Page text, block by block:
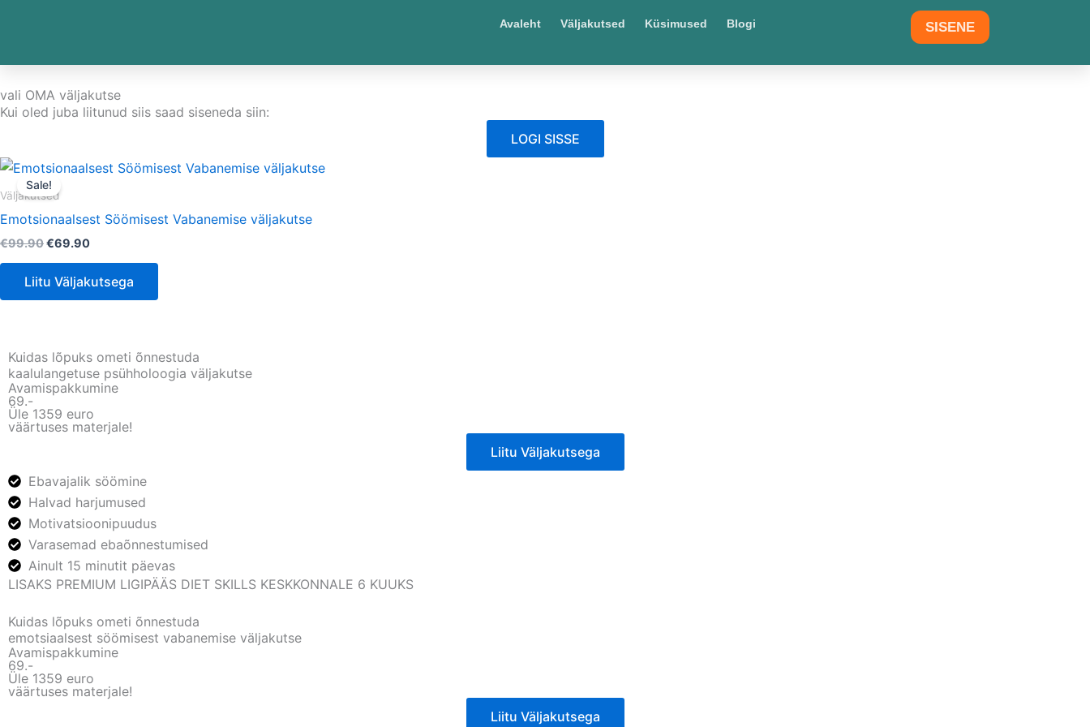
Avaleht Väljakutsed Küsimused Blogi SISENE
vali OMA väljakutse
Kui oled juba liitunud siis saad siseneda siin:
LOGI SISSE
Sale!
Väljakutsed
Emotsionaalsest Söömisest Vabanemise väljakutse
€99.90
Algne
hind
oli:
€69.90
Current
price
Liitu Väljakutsega
Kuidas lõpuks ometi õnnestuda
kaalulangetuse psühholoogia väljakutse
Avamispakkumine
69.-
Üle 1359 euro
väärtuses materjale!
Liitu Väljakutsega
Ebavajalik söömine
Halvad harjumused
Motivatsioonipuudus
Varasemad ebaõnnestumised
Ainult 15 minutit päevas
LISAKS PREMIUM LIGIPÄÄS DIET SKILLS KESKKONNALE 6 KUUKS
Kuidas lõpuks ometi õnnestuda
emotsiaalsest söömisest vabanemise väljakutse
Avamispakkumine
69.-
Üle 1359 euro
väärtuses materjale!
Liitu Väljakutsega